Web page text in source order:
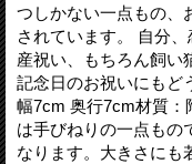
つしかない一点もの、
されています。 自分
産祝い、もちろん飼い
記念日のお祝いにもど
幅7cm 奥行7cm材質
は手びねりの一点もの
なります。大きさにも